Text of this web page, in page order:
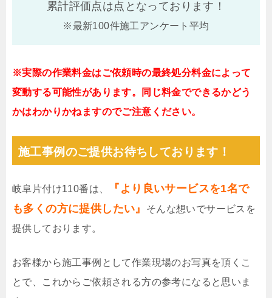
累計評価点は点となっております！
※最新100件施工アンケート平均
※実際の作業料金はご依頼時の最終処分料金によって
変動する可能性があります。同じ料金でできるかどう
かはわかりかねますのでご注意ください。
施工事例のご提供お待ちしております！
岐阜片付け110番は、
『より良いサービスを1名で
も多くの方に提供したい』
そんな想いでサービスを
提供しております。
お客様から施工事例として作業現場のお写真を頂くこ
とで、これからご依頼される方の参考になると思いま